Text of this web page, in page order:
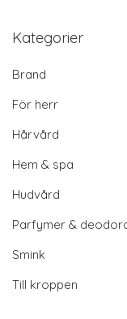
Kategorier
Brand
För herr
Hårvård
Hem & spa
Hudvård
Parfymer &
Smink
Till kroppen